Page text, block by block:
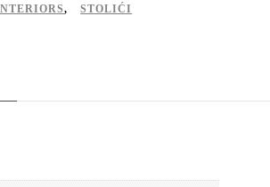
, STOLIĆI